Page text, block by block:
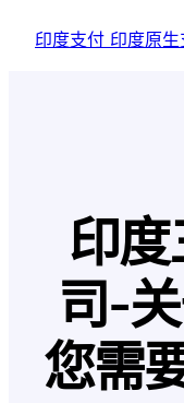
印度支付 印度原生
印
司-
您需